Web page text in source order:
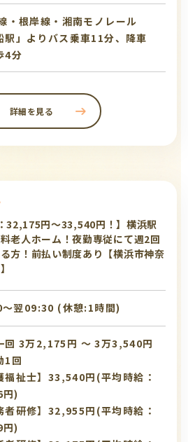
・根岸線・湘南モノレール
駅」よりバス乗車11分、降車
4分
詳細を見る
32,175円～33,540円！】横浜駅
老人ホーム！夜勤専従にて週2回
方！前払い制度あり【横浜市神奈
翌09:30 (休憩:1時間)
回 3万2,175円 〜 3万3,540円
1回
福祉士】33,540円(平均時給：
)
者研修】32,955円(平均時給：
)